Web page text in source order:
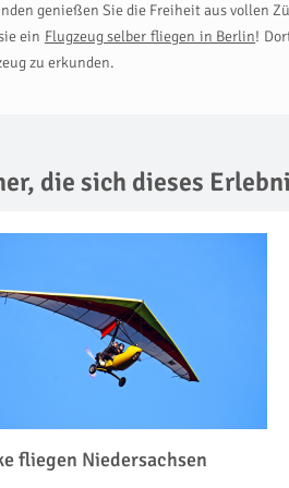
genießen Sie die Freiheit aus vollen
ein Flugzeug selber fliegen in Berlin!
zu erkunden.
die sich dieses
fliegen Niedersachsen